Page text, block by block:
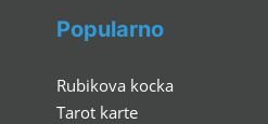
Popularno
Rubikova kocka
Tarot karte